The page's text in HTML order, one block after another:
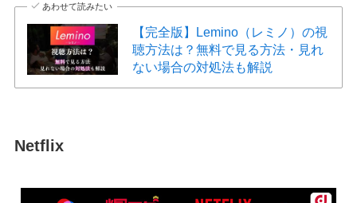
あわせて読みたい
【完全版】Lemino（レミノ）の視
聴方法は？無料で見る方法・見れ
ない場合の対処法も解説
Netflix